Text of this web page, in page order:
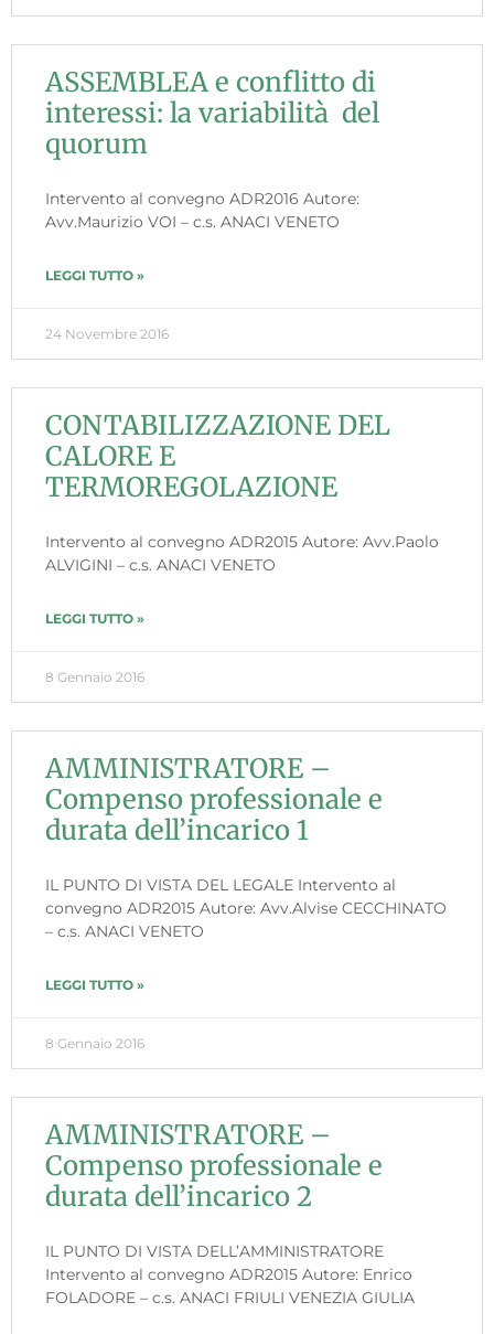
ASSEMBLEA e conflitto di
interessi: la variabilità del
quorum
Intervento al convegno ADR2016 Autore:
Avv.Maurizio VOI – c.s. ANACI VENETO
LEGGI TUTTO »
24 Novembre 2016
CONTABILIZZAZIONE DEL
CALORE E
TERMOREGOLAZIONE
Intervento al convegno ADR2015 Autore: Avv.Paolo
ALVIGINI – c.s. ANACI VENETO
LEGGI TUTTO »
8 Gennaio 2016
AMMINISTRATORE –
Compenso professionale e
durata dell’incarico 1
IL PUNTO DI VISTA DEL LEGALE Intervento al
convegno ADR2015 Autore: Avv.Alvise CECCHINATO
– c.s. ANACI VENETO
LEGGI TUTTO »
8 Gennaio 2016
AMMINISTRATORE –
Compenso professionale e
durata dell’incarico 2
IL PUNTO DI VISTA DELL’AMMINISTRATORE
Intervento al convegno ADR2015 Autore: Enrico
FOLADORE – c.s. ANACI FRIULI VENEZIA GIULIA